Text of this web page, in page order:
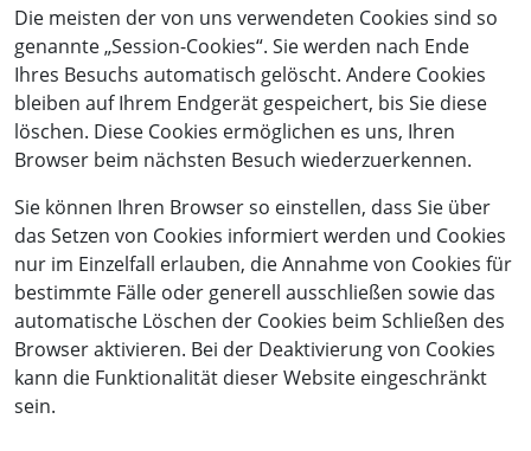
Die meisten der von uns verwendeten Cookies sind so
genannte „Session-Cookies“. Sie werden nach Ende
Ihres Besuchs automatisch gelöscht. Andere Cookies
bleiben auf Ihrem Endgerät gespeichert, bis Sie diese
löschen. Diese Cookies ermöglichen es uns, Ihren
Browser beim nächsten Besuch wiederzuerkennen.
Sie können Ihren Browser so einstellen, dass Sie über
das Setzen von Cookies informiert werden und Cookies
nur im Einzelfall erlauben, die Annahme von Cookies für
bestimmte Fälle oder generell ausschließen sowie das
automatische Löschen der Cookies beim Schließen des
Browser aktivieren. Bei der Deaktivierung von Cookies
kann die Funktionalität dieser Website eingeschränkt
sein.